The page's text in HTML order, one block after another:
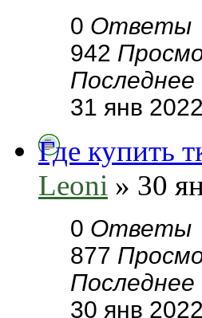
0 Ответы
942
31 янв
Где купить
Leoni » 30
0 Ответы
877
30 янв